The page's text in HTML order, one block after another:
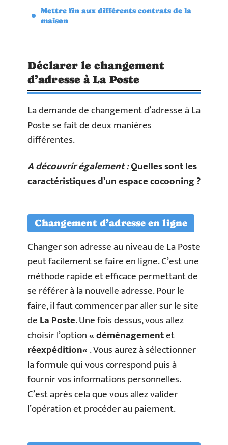
Mettre fin aux différents contrats de la
maison
Déclarer le changement
d’adresse à La Poste
La demande de changement d’adresse à La
Poste se fait de deux manières
différentes.
A découvrir également :Quelles sont les
caractéristiques d’un espace cocooning ?
Changement d’adresse en ligne
Changer son adresse au niveau de La Poste
peut facilement se faire en ligne. C’est une
méthode rapide et efficace permettant de
se référer à la nouvelle adresse. Pour le
faire, il faut commencer par aller sur le site
deLa Poste. Une fois dessus, vous allez
choisir l’option« déménagementet
réexpédition«. Vous aurez à sélectionner
la formule qui vous correspond puis à
fournir vos informations personnelles.
C’est après cela que vous allez valider
l’opération et procéder au paiement.